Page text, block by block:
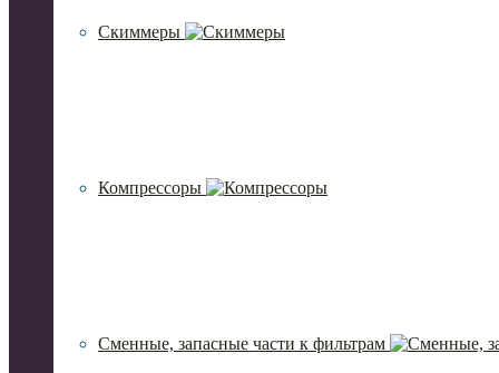
Скиммеры
Компрессоры
Сменные, запасные части к фильтрам